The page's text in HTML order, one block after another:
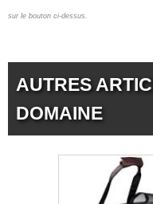
sur le bouton ci-dessus.
AUTRES
DOMAINE